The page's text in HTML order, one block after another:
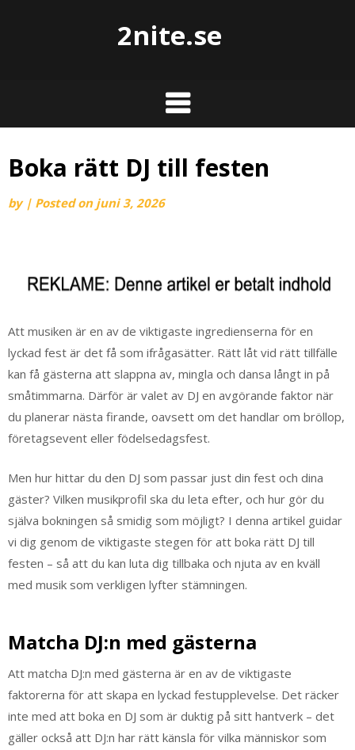
2nite.se
Boka rätt DJ till festen
by | Posted on juni 3, 2026
Att musiken är en av de viktigaste ingredienserna för en
lyckad fest är det få som ifrågasätter. Rätt låt vid rätt tillfälle
kan få gästerna att slappna av, mingla och dansa långt in på
småtimmarna. Därför är valet av DJ en avgörande faktor när
du planerar nästa firande, oavsett om det handlar om bröllop,
företagsevent eller födelsedagsfest.
Men hur hittar du den DJ som passar just din fest och dina
gäster? Vilken musikprofil ska du leta efter, och hur gör du
själva bokningen så smidig som möjligt? I denna artikel guidar
vi dig genom de viktigaste stegen för att boka rätt DJ till
festen – så att du kan luta dig tillbaka och njuta av en kväll
med musik som verkligen lyfter stämningen.
Matcha DJ:n med gästerna
Att matcha DJ:n med gästerna är en av de viktigaste
faktorerna för att skapa en lyckad festupplevelse. Det räcker
inte med att boka en DJ som är duktig på sitt hantverk – det
gäller också att DJ:n har rätt känsla för vilka människor som